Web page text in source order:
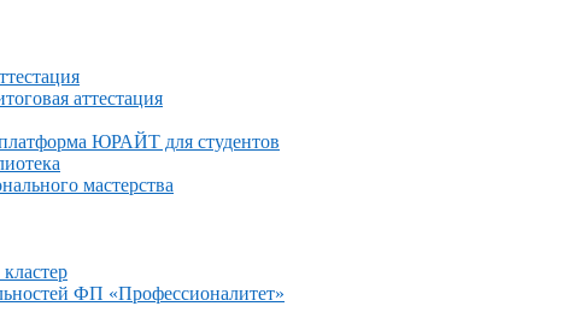
аттестация
ЮРАЙТ для студентов
мастерства
ФП «Профессионалитет»